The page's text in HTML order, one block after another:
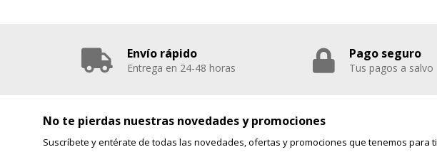
Envío rápido
Entrega en 24-48 horas
Pago seguro
Tus pagos a salvo
No te pierdas nuestras novedades y promociones
Suscríbete y entérate de todas las novedades, ofertas y promociones que tenemos para ti